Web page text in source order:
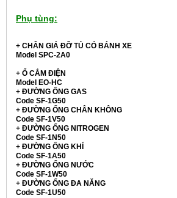
Phụ tùng:
+ CHÂN GIÁ ĐỠ TỦ CÓ BÁNH XE
Model SPC-2A0
+ Ổ CẮM ĐIỆN
Model EO-HC
+ ĐƯỜNG ỐNG GAS
Code SF-1G50
+ ĐƯỜNG ỐNG CHÂN KHÔNG
Code SF-1V50
+ ĐƯỜNG ỐNG NITROGEN
Code SF-1N50
+ ĐƯỜNG ỐNG KHÍ
Code SF-1A50
+ ĐƯỜNG ỐNG NƯỚC
Code SF-1W50
+ ĐƯỜNG ỐNG ĐA NĂNG
Code SF-1U50